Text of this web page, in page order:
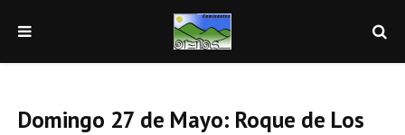
Domingo 27 de Mayo: Roque de Los